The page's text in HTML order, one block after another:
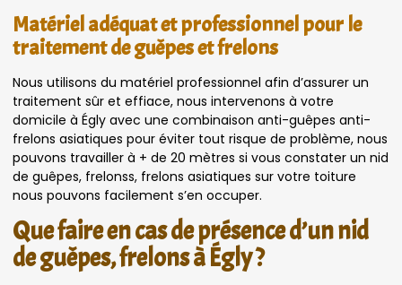
Matériel adéquat et professionnel pour le
traitement de guêpes et frelons
Nous utilisons du matériel professionnel afin d’assurer un
traitement sûr et effiace, nous intervenons à votre
domicile à Égly avec une combinaison anti-guêpes anti-
frelons asiatiques pour éviter tout risque de problème, nous
pouvons travailler à + de 20 mètres si vous constater un nid
de guêpes, frelonss, frelons asiatiques sur votre toiture
nous pouvons facilement s’en occuper.
Que faire en cas de présence d’un nid
de guêpes, frelons à Égly ?